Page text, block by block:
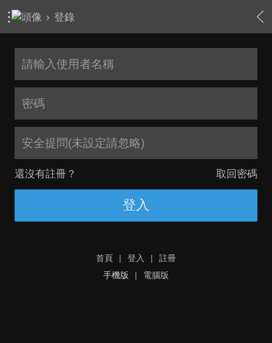
› 登錄
安全提問(未設定請忽略)
還沒有註冊？ 取回密碼
登入
首頁 | 登入 |
註冊
手機版
| 電腦版